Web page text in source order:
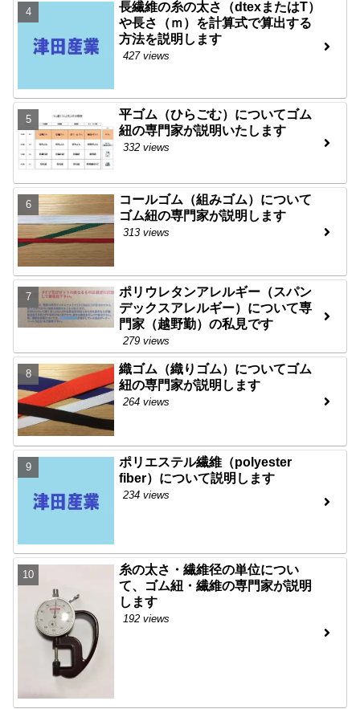
長繊維の糸の太さ（dtexまたはT）
や長さ（ｍ）を計算式で算出する
方法を説明します
427 views
平ゴム（ひらごむ）についてゴム
紐の専門家が説明いたします
332 views
コールゴム（組みゴム）について
ゴム紐の専門家が説明します
313 views
ポリウレタンアレルギー（スパン
デックスアレルギー）について専
門家（越野勤）の私見です
279 views
織ゴム（織りゴム）についてゴム
紐の専門家が説明します
264 views
ポリエステル繊維（polyester
fiber）について説明します
234 views
糸の太さ・繊維径の単位につい
て、ゴム紐・繊維の専門家が説明
します
192 views